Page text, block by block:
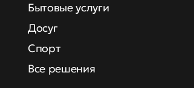
Бытовые услуги
Досуг
Спорт
Все решения